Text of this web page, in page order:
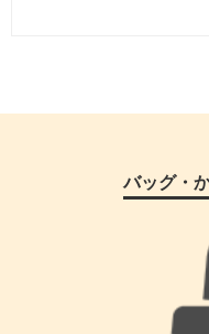
バッグ・